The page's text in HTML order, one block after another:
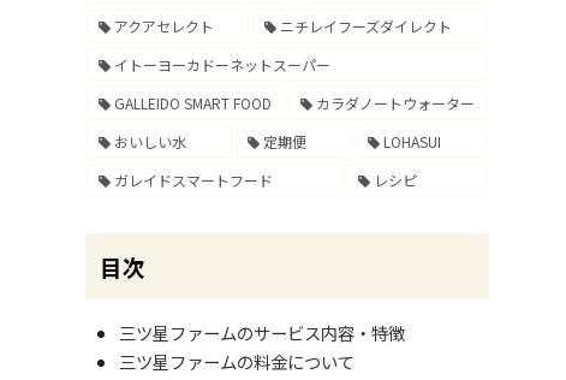
アクアセレクト
ニチレイフーズダイレクト
イトーヨーカドーネットスーパー
GALLEIDO SMART FOOD
カラダノートウォーター
おいしい水
定期便
LOHASUI
ガレイドスマートフード
レシピ
目次
三ツ星ファームのサービス内容・特徴
三ツ星ファームの料金について